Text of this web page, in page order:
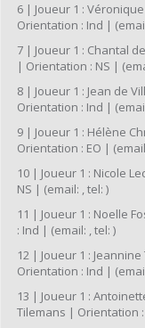
6 | Joueur 1 :
Orientation : Ind |
7 | Joueur 1 : Chantal
| Orientation : NS |
8 | Joueur 1 : Jean de
Orientation : Ind |
9 | Joueur 1 : Hélène
Orientation : EO |
10 | Joueur 1 : Nicole
NS | (email: , tel: )
11 | Joueur 1 : Noelle
: Ind | (email: , tel: )
12 | Joueur 1 :
Orientation : Ind |
13 | Joueur 1 :
Tilemans | Orientation :